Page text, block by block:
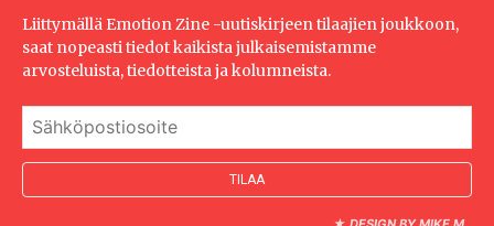
Liittymällä Emotion Zine -uutiskirjeen tilaajien joukkoon,
saat nopeasti tiedot kaikista julkaisemistamme
arvosteluista, tiedotteista ja kolumneista.